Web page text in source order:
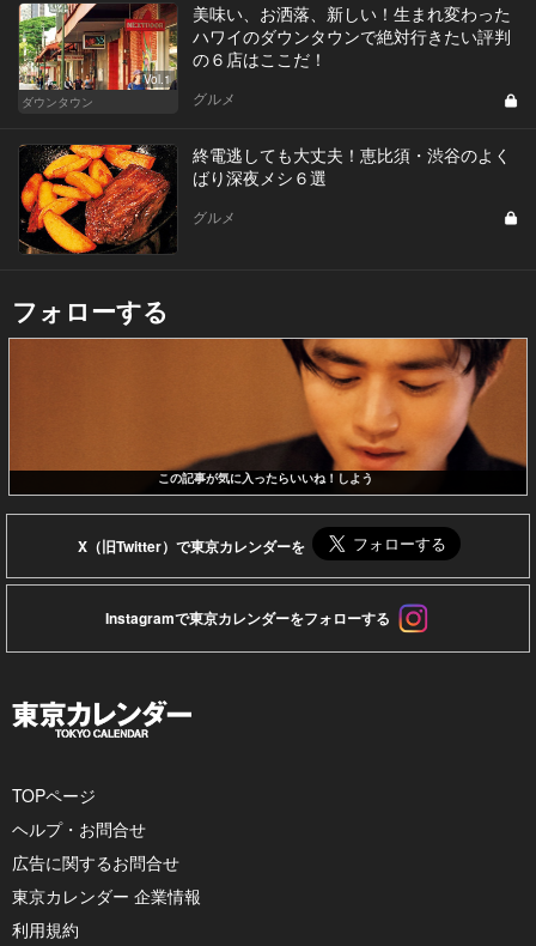
Vol.1
ダウンタウン
美味い、お洒落、新しい！生まれ変わった
ハワイのダウンタウンで絶対行きたい評判
の６店はここだ！
グルメ
終電逃しても大丈夫！恵比須・渋谷のよく
ばり深夜メシ６選
グルメ
フォローする
この記事が気に入ったらいいね！しよう
X（旧Twitter）で東京カレンダーを
Instagramで東京カレンダーをフォローする
TOPページ
ヘルプ・お問合せ
広告に関するお問合せ
東京カレンダー 企業情報
利用規約